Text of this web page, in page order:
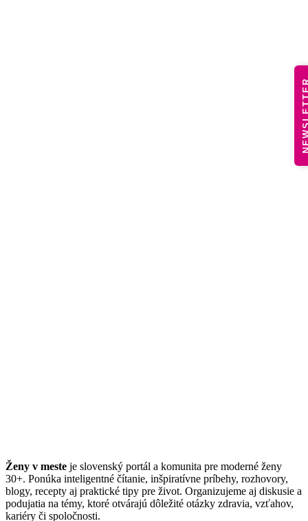
Ženy v meste je slovenský portál a komunita pre moderné ženy
30+. Ponúka inteligentné čítanie, inšpiratívne príbehy, rozhovory,
blogy, recepty aj praktické tipy pre život. Organizujeme aj diskusie a
podujatia na témy, ktoré otvárajú dôležité otázky zdravia, vzťahov,
kariéry či spoločnosti.